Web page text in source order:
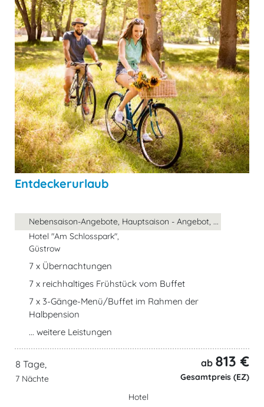
Entdeckerurlaub
Nebensaison-Angebote, Hauptsaison - Angebot, ...
Hotel "Am Schlosspark",
Güstrow
7 x Übernachtungen
7 x reichhaltiges Frühstück vom Buffet
7 x 3-Gänge-Menü/Buffet im Rahmen der
Halbpension
... weitere Leistungen
8 Tage,
7 Nächte
ab 813 €
Gesamtpreis (EZ)
Hotel